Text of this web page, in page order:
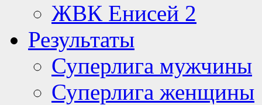
ЖВК Енисей 2
Результаты
Суперлига мужчины
Суперлига женщины